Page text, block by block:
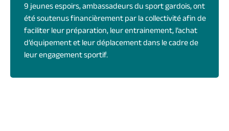
9 jeunes espoirs, ambassadeurs du sport gardois, ont
été soutenus financièrement par la collectivité afin de
faciliter leur préparation, leur entrainement, l’achat
d’équipement et leur déplacement dans le cadre de
leur engagement sportif.